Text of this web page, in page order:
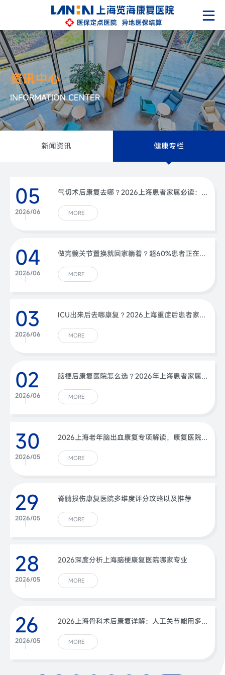
资讯中心
INFORMATION CENTER
新闻资讯 健康专栏
05
2026/06
气切术后康复去哪？2026上海患者家属必读：从"拔管"到"重生"的全程指南
MORE
04
2026/06
做完髋关节置换就回家躺着？超60%患者正在经历关节僵硬与肌肉萎缩
MORE
03
2026/06
ICU出来后去哪康复？2026上海重症后患者家属最该看的一篇指南
MORE
02
2026/06
脑梗后康复医院怎么选？2026年上海患者家属必读的关键决策指南
MORE
30
2026/05
2026上海老年脑出血康复专项解读，康复医院推荐指南
MORE
29
2026/05
脊髓损伤康复医院多维度评分攻略以及推荐
MORE
28
2026/05
2026深度分析上海脑梗康复医院哪家专业
MORE
26
2026/05
2026上海骨科术后康复详解：人工关节能用多少年关键看这一步，从康复医院出发
MORE